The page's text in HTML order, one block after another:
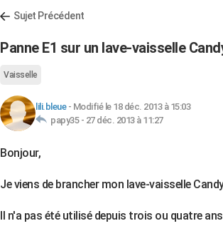
Sujet Précédent
Panne E1 sur un lave-vaisselle
Vaisselle
lili.bleue- Modifié le 18 déc. 2013 à 15:03
papy35 - 27 déc. 2013 à 11:27
Bonjour,
Je viens de brancher mon lave-vaisselle
Il n'a pas été utilisé depuis trois ou quatre ans